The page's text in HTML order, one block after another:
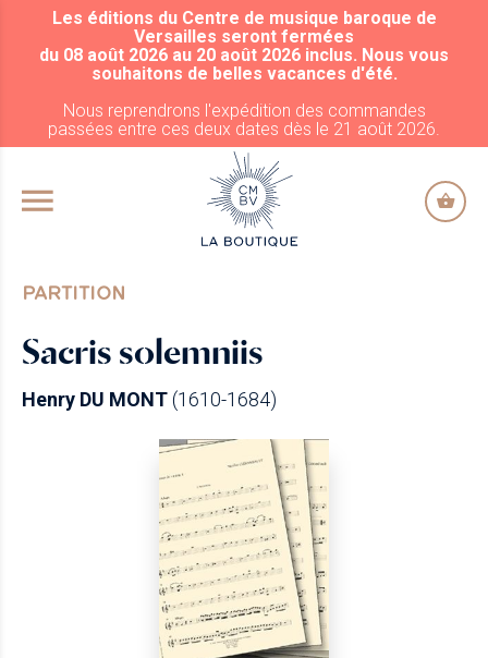
ALLER AU CONTENU PRINCIPAL
Les éditions du Centre de musique baroque de
Versailles seront fermées
du 08 août 2026 au 20 août 2026 inclus. Nous vous
souhaitons de belles vacances d'été.
Nous reprendrons l'expédition des commandes
passées entre ces deux dates dès le 21 août 2026.
PARTITION
Sacris solemniis
Henry DU MONT(1610-1684)